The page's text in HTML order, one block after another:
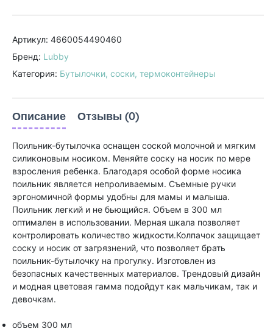
Артикул: 4660054490460
Бренд: Lubby
Категория: Бутылочки, соски, термоконтейнеры
Описание Отзывы (0)
Поильник-бутылочка оснащен соской молочной и мягким
силиконовым носиком. Меняйте соску на носик по мере
взросления ребенка. Благодаря особой форме носика
поильник является непроливаемым. Съемные ручки
эргономичной формы удобны для мамы и малыша.
Поильник легкий и не бьющийся. Объем в 300 мл
оптимален в использовании. Мерная шкала позволяет
контролировать количество жидкости.Колпачок защищает
соску и носик от загрязнений, что позволяет брать
поильник-бутылочку на прогулку. Изготовлен из
безопасных качественных материалов. Трендовый дизайн
и модная цветовая гамма подойдут как мальчикам, так и
девочкам.
объем 300 мл